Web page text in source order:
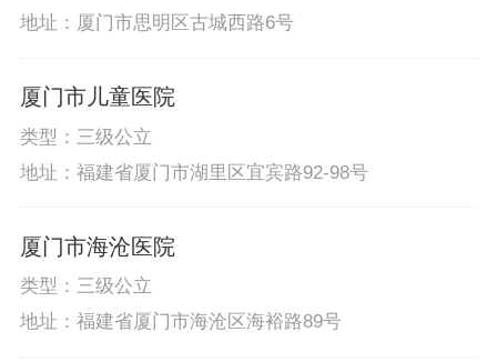
地址：厦门市思明区古城西路6号
厦门市儿童医院
类型：三级公立
地址：福建省厦门市湖里区宜宾路92-98号
厦门市海沧医院
类型：三级公立
地址：福建省厦门市海沧区海裕路89号